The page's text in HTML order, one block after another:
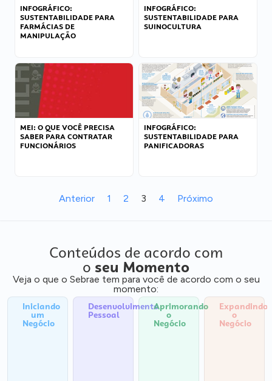
INFOGRÁFICO:
SUSTENTABILIDADE PARA
FARMÁCIAS DE
MANIPULAÇÃO
INFOGRÁFICO:
SUSTENTABILIDADE PARA
SUINOCULTURA
MEI: O QUE VOCÊ PRECISA
SABER PARA CONTRATAR
FUNCIONÁRIOS
INFOGRÁFICO:
SUSTENTABILIDADE PARA
PANIFICADORAS
Anterior 1 2 3 4 Próximo
Conteúdos de acordo com
o seu Momento
Veja o que o Sebrae tem para você de acordo com o seu
momento:
Iniciando
um
Negócio
Desenvolvimento
Pessoal
Aprimorando
o
Negócio
Expandindo
o
Negócio